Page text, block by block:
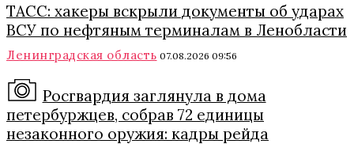
ТАСС: хакеры вскрыли документы об ударах
ВСУ по нефтяным терминалам в Ленобласти
Ленинградская область 07.08.2026 09:56
Росгвардия заглянула в дома
петербуржцев, собрав 72 единицы
незаконного оружия: кадры рейда